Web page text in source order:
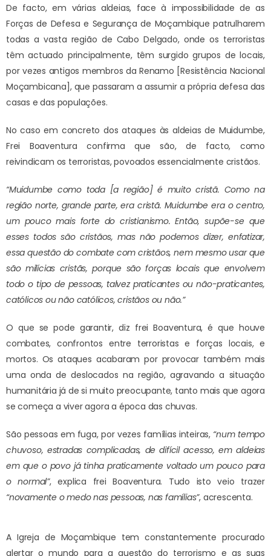
De facto, em várias aldeias, face à impossibilidade de as
Forças de Defesa e Segurança de Moçambique patrulharem
todas a vasta região de Cabo Delgado, onde os terroristas
têm actuado principalmente, têm surgido grupos de locais,
por vezes antigos membros da Renamo [Resistência Nacional
Moçambicana], que passaram a assumir a própria defesa das
casas e das populações.
No caso em concreto dos ataques às aldeias de Muidumbe,
Frei Boaventura confirma que são, de facto, como
reivindicam os terroristas, povoados essencialmente cristãos.
“Muidumbe como toda [a região] é muito cristã. Como na
região norte, grande parte, era cristã. Muidumbe era o centro,
um pouco mais forte do cristianismo. Então, supõe-se que
esses todos são cristãos, mas não podemos dizer, enfatizar,
essa questão do combate com cristãos, nem mesmo usar que
são milícias cristãs, porque são forças locais que envolvem
todo o tipo de pessoas, talvez praticantes ou não-praticantes,
católicos ou não católicos, cristãos ou não.”
O que se pode garantir, diz frei Boaventura, é que houve
combates, confrontos entre terroristas e forças locais, e
mortos. Os ataques acabaram por provocar também mais
uma onda de deslocados na região, agravando a situação
humanitária já de si muito preocupante, tanto mais que agora
se começa a viver agora a época das chuvas.
São pessoas em fuga, por vezes famílias inteiras, “num tempo
chuvoso, estradas complicadas, de difícil acesso, em aldeias
em que o povo já tinha praticamente voltado um pouco para
o normal”, explica frei Boaventura. Tudo isto veio trazer
“novamente o medo nas pessoas, nas famílias”, acrescenta.
A Igreja de Moçambique tem constantemente procurado
alertar o mundo para a questão do terrorismo e as suas